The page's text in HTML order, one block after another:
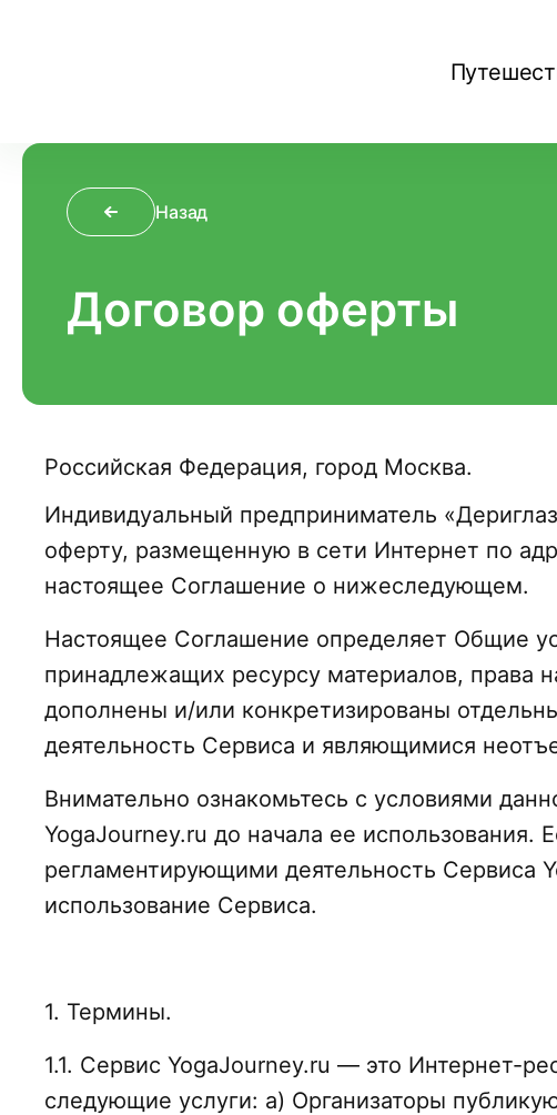
Назад
Договор оферты
Российская Федерация, город Москва.
Индивидуальный предприниматель
оферту, размещенную в сети Интернет по
настоящее Соглашение о нижеследующем.
Настоящее Соглашение определяет Общие
принадлежащих ресурсу материалов, права
дополнены и/или конкретизированы
деятельность Сервиса и являющимися
Внимательно ознакомьтесь с условиями
YogaJourney.ru до начала ее
регламентирующими деятельность Сервиса
использование Сервиса.
1. Термины.
1.1. Сервис YogaJourney.ru — это Интернет-
следующие услуги: а) Организаторы